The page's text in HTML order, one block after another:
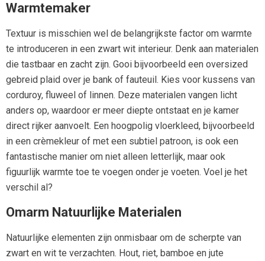
Warmtemaker
Textuur is misschien wel de belangrijkste factor om warmte
te introduceren in een zwart wit interieur. Denk aan materialen
die tastbaar en zacht zijn. Gooi bijvoorbeeld een oversized
gebreid plaid over je bank of fauteuil. Kies voor kussens van
corduroy, fluweel of linnen. Deze materialen vangen licht
anders op, waardoor er meer diepte ontstaat en je kamer
direct rijker aanvoelt. Een hoogpolig vloerkleed, bijvoorbeeld
in een crèmekleur of met een subtiel patroon, is ook een
fantastische manier om niet alleen letterlijk, maar ook
figuurlijk warmte toe te voegen onder je voeten. Voel je het
verschil al?
Omarm Natuurlijke Materialen
Natuurlijke elementen zijn onmisbaar om de scherpte van
zwart en wit te verzachten. Hout, riet, bamboe en jute